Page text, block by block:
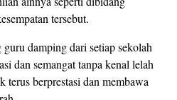
tersebut.
damping dari setiap sekolah
dan semangat tanpa kenal lelah
terus berprestasi dan membawa